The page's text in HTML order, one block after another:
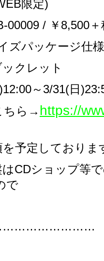
限定)
00009 / ￥ 8,500
ズパッケージ仕様
クレット
～ 3/31(日
ちら→ https://
を予定しておりま
CDショップ等
で